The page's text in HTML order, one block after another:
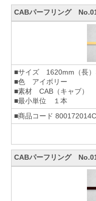
CABパーフリング
■サイズ 1620mm（長）
■色 アイボリー
■素材 CAB（キャブ）
■最小単位 １本
■商品コード 800172014C
CABパーフリング